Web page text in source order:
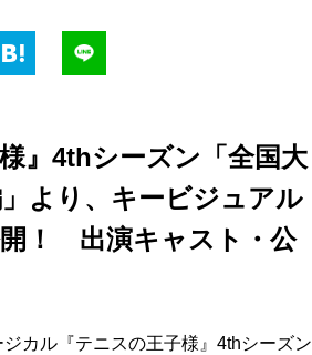
』4thシーズン「全国大
より、キービジュアル
！ 出演キャスト・公
カル『テニスの王子様』4thシーズン